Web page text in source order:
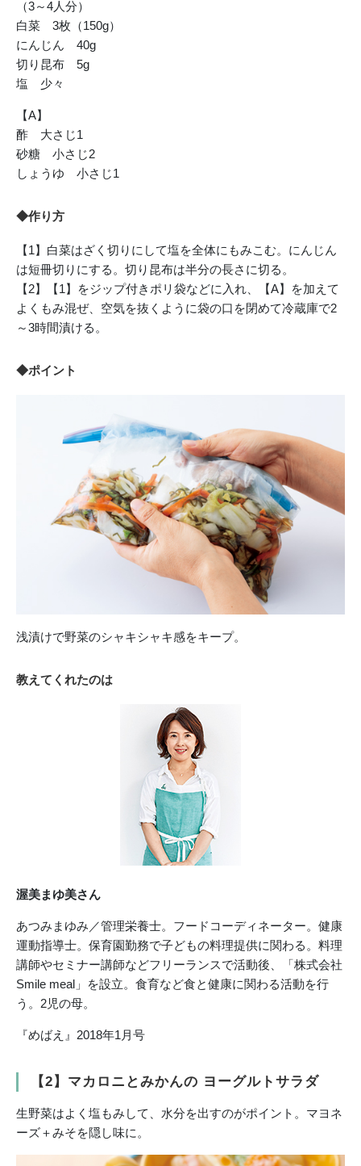
（3～4人分）
白菜 3枚（150g）
にんじん 40g
切り昆布 5g
塩 少々
【A】
酢 大さじ1
砂糖 小さじ2
しょうゆ 小さじ1
◆作り方
【1】白菜はざく切りにして塩を全体にもみこむ。にんじん
は短冊切りにする。切り昆布は半分の長さに切る。
【2】【1】をジップ付きポリ袋などに入れ、【A】を加えて
よくもみ混ぜ、空気を抜くように袋の口を閉めて冷蔵庫で2
～3時間漬ける。
◆ポイント
浅漬けで野菜のシャキシャキ感をキープ。
教えてくれたのは
渥美まゆ美さん
あつみまゆみ／管理栄養士。フードコーディネーター。健康
運動指導士。保育園勤務で子どもの料理提供に関わる。料理
講師やセミナー講師などフリーランスで活動後、「株式会社
Smile meal」を設立。食育など食と健康に関わる活動を行
う。2児の母。
『めばえ』2018年1月号
【2】マカロニとみかんの ヨーグルトサラダ
生野菜はよく塩もみして、水分を出すのがポイント。マヨネ
ーズ＋みそを隠し味に。